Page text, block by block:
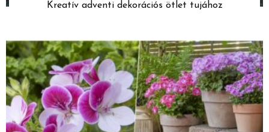
Kreatív adventi dekorációs ötlet tujához